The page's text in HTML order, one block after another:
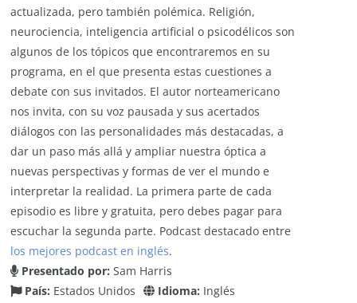
actualizada, pero también polémica. Religión,
neurociencia, inteligencia artificial o psicodélicos son
algunos de los tópicos que encontraremos en su
programa, en el que presenta estas cuestiones a
debate con sus invitados. El autor norteamericano
nos invita, con su voz pausada y sus acertados
diálogos con las personalidades más destacadas, a
dar un paso más allá y ampliar nuestra óptica a
nuevas perspectivas y formas de ver el mundo e
interpretar la realidad. La primera parte de cada
episodio es libre y gratuita, pero debes pagar para
escuchar la segunda parte. Podcast destacado entre
los mejores podcast en inglés.
Presentado por: Sam Harris
País: Estados Unidos Idioma: Inglés